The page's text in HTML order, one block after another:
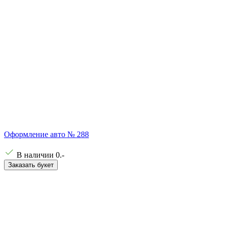
Оформление авто № 288
В наличии 0.-
Заказать букет